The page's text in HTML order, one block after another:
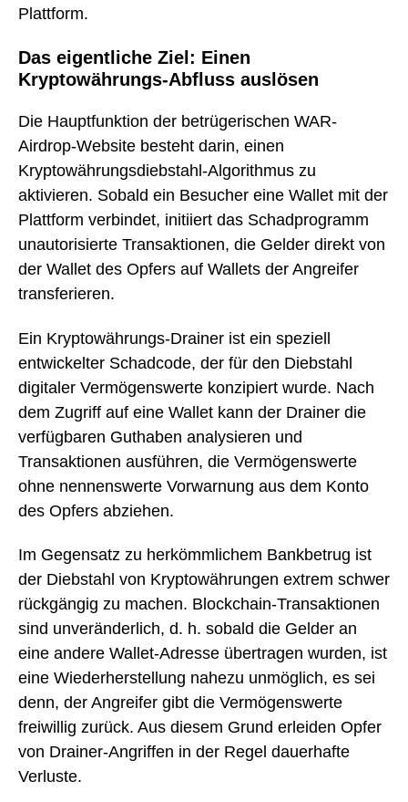
Plattform.
Das eigentliche Ziel: Einen
Kryptowährungs-Abfluss auslösen
Die Hauptfunktion der betrügerischen WAR-
Airdrop-Website besteht darin, einen
Kryptowährungsdiebstahl-Algorithmus zu
aktivieren. Sobald ein Besucher eine Wallet mit der
Plattform verbindet, initiiert das Schadprogramm
unautorisierte Transaktionen, die Gelder direkt von
der Wallet des Opfers auf Wallets der Angreifer
transferieren.
Ein Kryptowährungs-Drainer ist ein speziell
entwickelter Schadcode, der für den Diebstahl
digitaler Vermögenswerte konzipiert wurde. Nach
dem Zugriff auf eine Wallet kann der Drainer die
verfügbaren Guthaben analysieren und
Transaktionen ausführen, die Vermögenswerte
ohne nennenswerte Vorwarnung aus dem Konto
des Opfers abziehen.
Im Gegensatz zu herkömmlichem Bankbetrug ist
der Diebstahl von Kryptowährungen extrem schwer
rückgängig zu machen. Blockchain-Transaktionen
sind unveränderlich, d. h. sobald die Gelder an
eine andere Wallet-Adresse übertragen wurden, ist
eine Wiederherstellung nahezu unmöglich, es sei
denn, der Angreifer gibt die Vermögenswerte
freiwillig zurück. Aus diesem Grund erleiden Opfer
von Drainer-Angriffen in der Regel dauerhafte
Verluste.